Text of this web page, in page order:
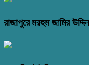
রাজাপুরে মরহুম জামির